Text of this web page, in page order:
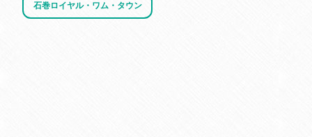
石巻ロイヤル・ワム・タウン